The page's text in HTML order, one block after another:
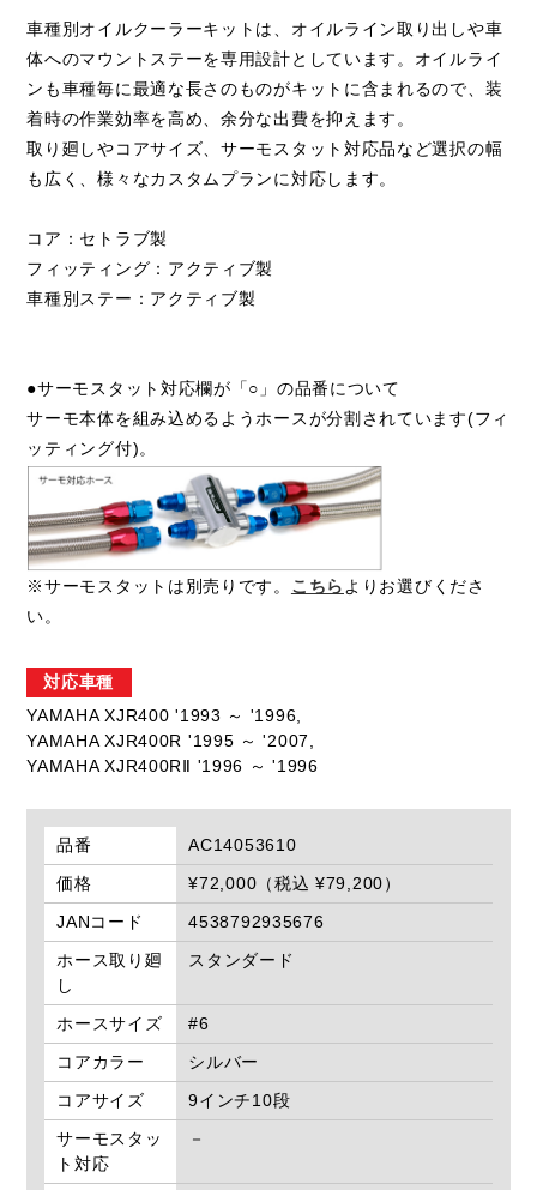
車種別オイルクーラーキットは、オイルライン取り出しや車
体へのマウントステーを専用設計としています。オイルライ
ンも車種毎に最適な長さのものがキットに含まれるので、装
着時の作業効率を高め、余分な出費を抑えます。
取り廻しやコアサイズ、サーモスタット対応品など選択の幅
も広く、様々なカスタムプランに対応します。
コア：セトラブ製
フィッティング：アクティブ製
車種別ステー：アクティブ製
●サーモスタット対応欄が「○」の品番について
サーモ本体を組み込めるようホースが分割されています(フィ
ッティング付)。
※サーモスタットは別売りです。 こちら よりお選びくださ
い。
対応車種
YAMAHA XJR400 '1993 ～ '1996,
YAMAHA XJR400R '1995 ～ '2007,
YAMAHA XJR400RⅡ '1996 ～ '1996
品番
AC14053610
価格
¥72,000（税込 ¥79,200）
JANコード
4538792935676
ホース取り廻
し
スタンダード
ホースサイズ
#6
コアカラー
シルバー
コアサイズ
9インチ10段
サーモスタッ
ト対応
－